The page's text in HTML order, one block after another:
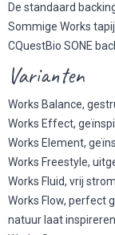
De standaard
Sommige Works
CQuestBio SONE
Varianten
Works Balance,
Works Effect,
Works Element,
Works Freestyle,
Works Fluid, vrij
Works Flow, perfect
natuur laat inspireren.